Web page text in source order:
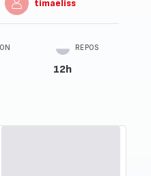
timaeliss
REPOS
12h